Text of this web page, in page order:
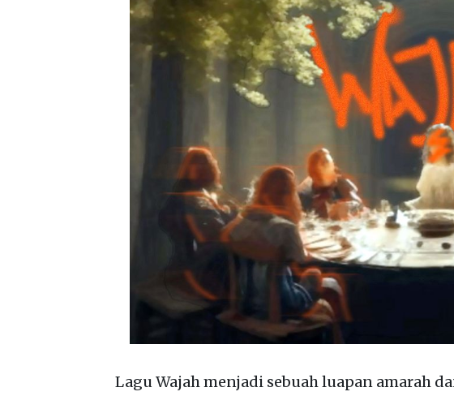
Lagu Wajah menjadi sebuah luapan amarah